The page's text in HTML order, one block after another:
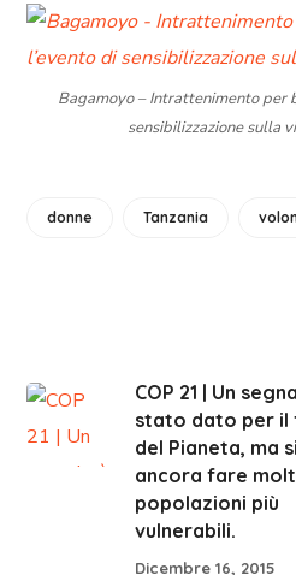
Bagamoyo – Intrattenimento per
sensibilizzazione sulla
donne Tanzania
COP 21 | Un
stato dato per il
del Pianeta, ma
ancora fare
popolazioni più
vulnerabili.
Dicembre 16, 2015